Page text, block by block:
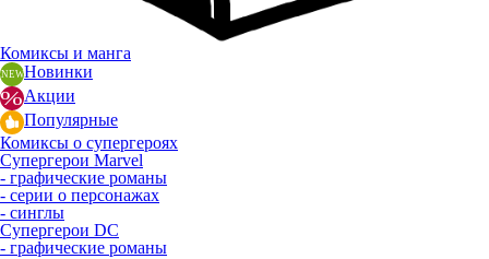
Комиксы и манга
Новинки
Акции
Популярные
Комиксы о супергероях
Супергерои Marvel
- графические романы
- серии о персонажах
- синглы
Супергерои DC
- графические романы